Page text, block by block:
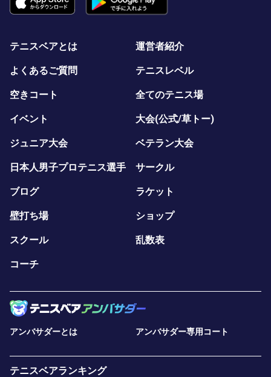
テニスベアとは 運営者紹介
よくあるご質問 テニスレベル
空きコート 全てのテニス場
イベント 大会(公式/草トー)
ジュニア大会 ベテラン大会
日本人男子プロテニス選手 サークル
ブログ ラケット
壁打ち場 ショップ
スクール 乱数表
コーチ
アンバサダーとは アンバサダー専用コート
テニスベアランキング